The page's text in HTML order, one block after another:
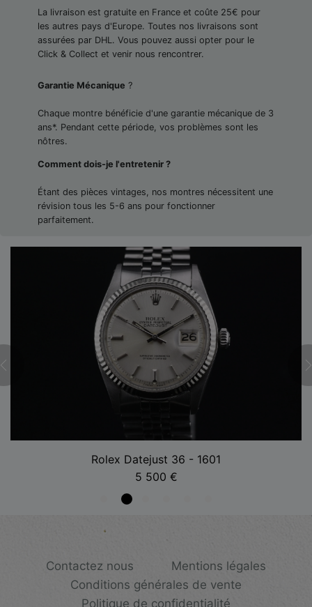
La livraison est gratuite en France et coûte 25€ pour
les autres pays d'Europe. Toutes nos livraisons sont
assurées par DHL. Vous pouvez aussi opter pour le
Click & Collect et venir nous rencontrer.
Garantie Mécanique ?
Chaque montre bénéficie d'une garantie mécanique de 3
ans*. Pendant cette période, vos problèmes sont les
nôtres.
Comment dois-je l'entretenir ?
Étant des pièces vintages, nos montres nécessitent une
révision tous les 5-6 ans pour fonctionner
parfaitement.
Rolex Datejust 36 - 1601
5 500 €
Contactez nous
Mentions légales
Conditions générales de vente
Politique de confidentialité